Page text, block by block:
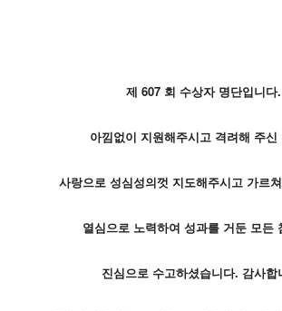
제 607회 수상자 명단입니다.
아낌없이 지원해주시고 격려해 주신
사랑으로 성심성의껏 지도해주시고 가르
열심으로 노력하여 성과를 거둔 모든
진심으로 수고하셨습니다. 감사합